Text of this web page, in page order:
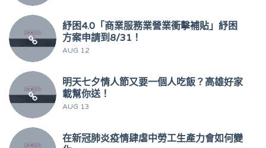
紓困4.0「商業服務業營業衝擊補貼」紓困
方案申請到8/31！
AUG 12
明天七夕情人節又要一個人吃飯？高雄好家
載幫你送！
AUG 13
在新冠肺炎疫情肆虐中勞工生產力會如何變